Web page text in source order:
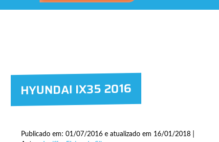
HYUNDAI IX35 2016
Publicado em: 01/07/2016 e atualizado em 16/01/2018 |